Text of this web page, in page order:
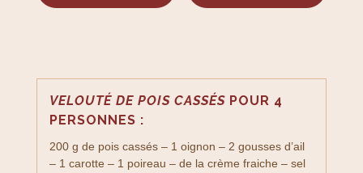
VELOUTÉ DE POIS CASSÉSPOUR 4
PERSONNES :
200 g de pois cassés – 1 oignon – 2 gousses d’ail
– 1 carotte – 1 poireau – de la crème fraiche – sel